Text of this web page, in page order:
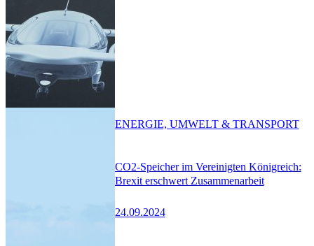
CO2-Speicher im Vereinigten Königreich:
Brexit erschwert Zusammenarbeit
24.09.2024
ENERGIE, UMWELT & TRANSPORT